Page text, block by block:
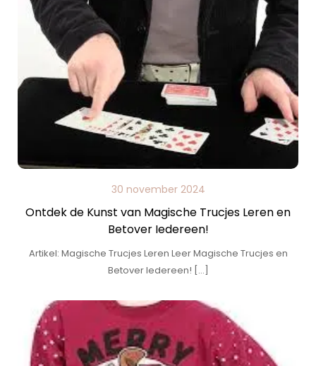
30 november 2024
Ontdek de Kunst van Magische Trucjes Leren en
Betover Iedereen!
Artikel: Magische Trucjes Leren Leer Magische Trucjes en
Betover Iedereen! […]